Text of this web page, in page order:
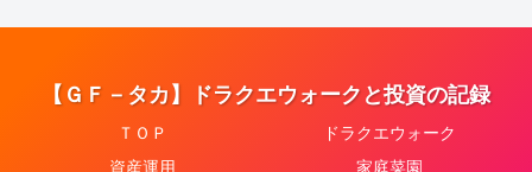
【ＧＦ－タカ】ドラクエウォークと投資の記録
ＴＯＰ
ドラクエウォーク
資産運用
家庭菜園